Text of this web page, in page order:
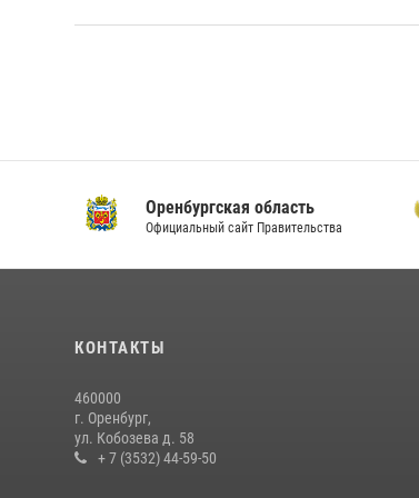
Оренбургская область
Официальный сайт Правительства
КОНТАКТЫ
460000
г. Оренбург,
ул. Кобозева д. 58
+ 7 (3532) 44-59-50